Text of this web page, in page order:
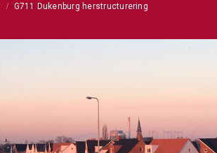
G711 Dukenburg herstructurering